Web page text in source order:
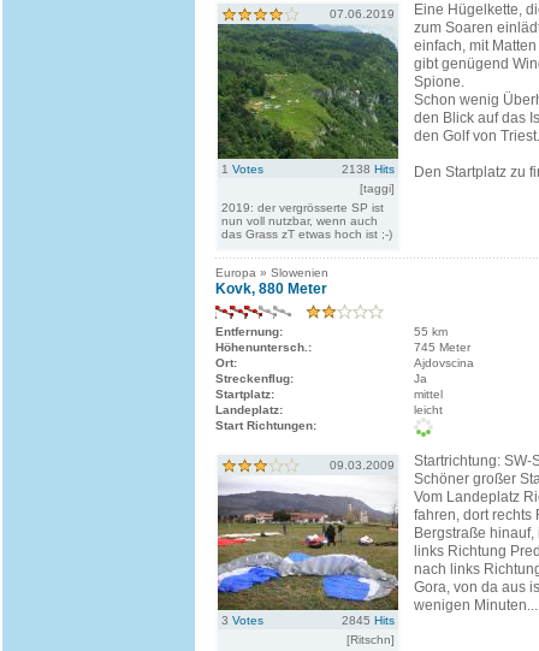
07.06.2019
1 Votes 2138 Hits
[taggi]
2019: der vergrösserte SP ist
nun voll nutzbar, wenn auch
das Grass zT etwas hoch ist ;-)
Eine Hügelkette,
zum Soaren
einfach, mit
gibt genügend
Spione.
Schon wenig
den Blick auf das
den Golf von Triest.
Den Startplatz zu
Europa » Slowenien
Kovk, 880 Meter
Entfernung:
55 km
Höhenuntersch.:
745 Meter
Ort:
Ajdovscina
Streckenflug:
Ja
Startplatz:
mittel
Landeplatz:
leicht
Start Richtungen:
09.03.2009
3 Votes 2845 Hits
[Ritschn]
Startrichtung: SW-
Schöner großer
Vom Landeplatz
fahren, dort rechts
Bergstraße
links Richtung
nach links
Gora, von da aus
wenigen Minuten...